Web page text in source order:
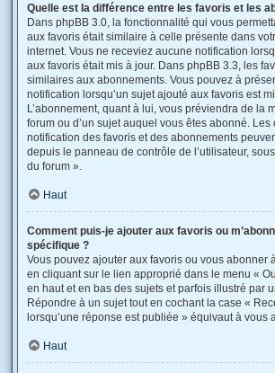
Quelle est la différence entre les favoris et les
Dans phpBB 3.0, la fonctionnalité qui vous
aux favoris était similaire à celle présente dans
internet. Vous ne receviez aucune notification
aux favoris était mis à jour. Dans phpBB 3.3, les
similaires aux abonnements. Vous pouvez à
notification lorsqu’un sujet ajouté aux favoris est
L’abonnement, quant à lui, vous préviendra de la
forum ou d’un sujet auquel vous êtes abonné. Les
notification des favoris et des abonnements
depuis le panneau de contrôle de l’utilisateur,
du forum ».
Haut
Comment puis-je ajouter aux favoris ou
spécifique ?
Vous pouvez ajouter aux favoris ou vous abonner
en cliquant sur le lien approprié dans le menu «
en haut et en bas des sujets et parfois illustré par
Répondre à un sujet tout en cochant la case «
lorsqu’une réponse est publiée » équivaut à vous
Haut